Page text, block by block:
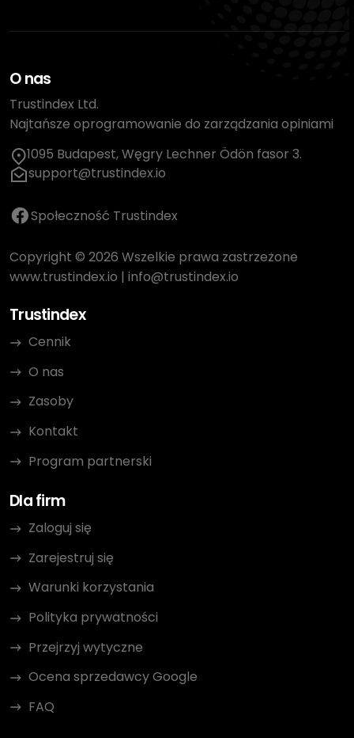
O nas
Trustindex Ltd.
Najtańsze oprogramowanie do zarządzania opiniami
1095 Budapest, Węgry Lechner Ödön fasor 3.
support@trustindex.io
Społeczność Trustindex
Copyright © 2026 Wszelkie prawa zastrzeżone
www.trustindex.io | info@trustindex.io
Trustindex
Cennik
O nas
Zasoby
Kontakt
Program partnerski
Dla firm
Zaloguj się
Zarejestruj się
Warunki korzystania
Polityka prywatności
Przejrzyj wytyczne
Ocena sprzedawcy Google
FAQ